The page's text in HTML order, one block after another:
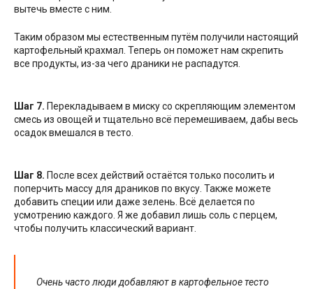
вытечь вместе с ним.
Таким образом мы естественным путём получили настоящий
картофельный крахмал. Теперь он поможет нам скрепить
все продукты, из-за чего драники не распадутся.
Шаг 7. Перекладываем в миску со скрепляющим элементом
смесь из овощей и тщательно всё перемешиваем, дабы весь
осадок вмешался в тесто.
Шаг 8. После всех действий остаётся только посолить и
поперчить массу для драников по вкусу. Также можете
добавить специи или даже зелень. Всё делается по
усмотрению каждого. Я же добавил лишь соль с перцем,
чтобы получить классический вариант.
Очень часто люди добавляют в картофельное тесто